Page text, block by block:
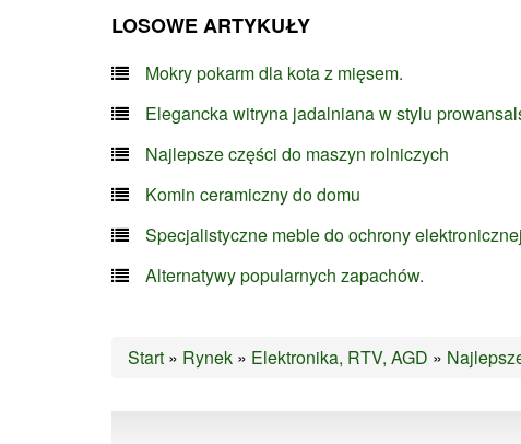
LOSOWE ARTYKUŁY
Mokry pokarm dla kota z mięsem.
Elegancka witryna jadalniana w stylu
Najlepsze części do maszyn rolniczych
Komin ceramiczny do domu
Specjalistyczne meble do ochrony elektronicznej
Alternatywy popularnych zapachów.
Start » Rynek » Elektronika, RTV, AGD »